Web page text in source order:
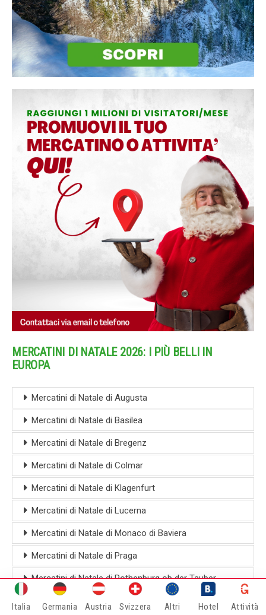
MERCATINI DI NATALE 2026: I PIÙ BELLI IN
EUROPA
Mercatini di Natale di Augusta
Mercatini di Natale di Basilea
Mercatini di Natale di Bregenz
Mercatini di Natale di Colmar
Mercatini di Natale di Klagenfurt
Mercatini di Natale di Lucerna
Mercatini di Natale di Monaco di Baviera
Mercatini di Natale di Praga
Mercatini di Natale di Rothenburg ob der Tauber
Mercatini di Natale a Saint Moritz
Italia Germania Austria Svizzera Altri Hotel Attività